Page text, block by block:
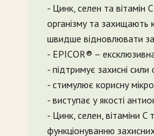
- Цинк, селен та вітамін
організму та захищають
швидше відновлювати
- EPIСOR® –
- підтримує захисні сили
- стимулює корисну
- виступає у якості
- Цинк, селен, вітаміни
функціонуванню